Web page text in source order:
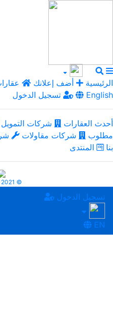
الرئيسية أضف إعلانك
تسجيل الدخول
English
أحدث العقارات شركات التمويل
مطلوب
شركات مقاولات
بنا
المنتدى
©
تسجيل الدخول
EN